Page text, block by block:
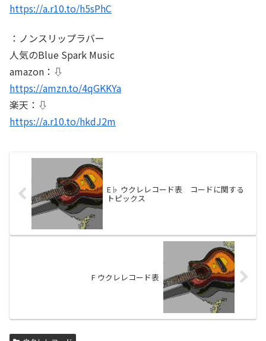
https://a.r10.to/h5sPhC
：ノンスリップラバー
人気のBlue Spark Music
amazon：⇩
https://amzn.to/4qGKKYa
楽天：⇩
https://a.r10.to/hkdJ2m
E♭ ウクレレコード表 コードに関する
トピックス
F ウクレレコード表